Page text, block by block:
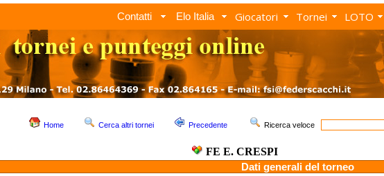
Contatti Elo Italia Giocatori Tornei LOTO
Home Cerca altri tornei Precedente Ricerca veloce
FE E. CRESPI
Dati generali del torneo